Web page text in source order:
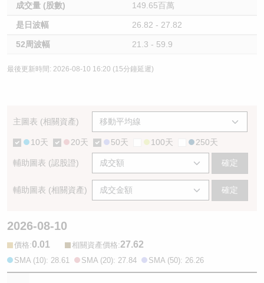
成交量 (股數) 149.65百萬
是日波幅 26.82 - 27.82
52周波幅 21.3 - 59.9
最後更新時間: 2026-08-10 16:20 (15分鐘延遲)
主圖表 (相關資產)
10天 20天 50天 100天 250天
輔助圖表 (認股證) 確定
輔助圖表 (相關資產) 確定
2026-08-10
價格:0.01 相關資產價格:27.62
SMA (10): 28.61 SMA (20): 27.84 SMA (50): 26.26